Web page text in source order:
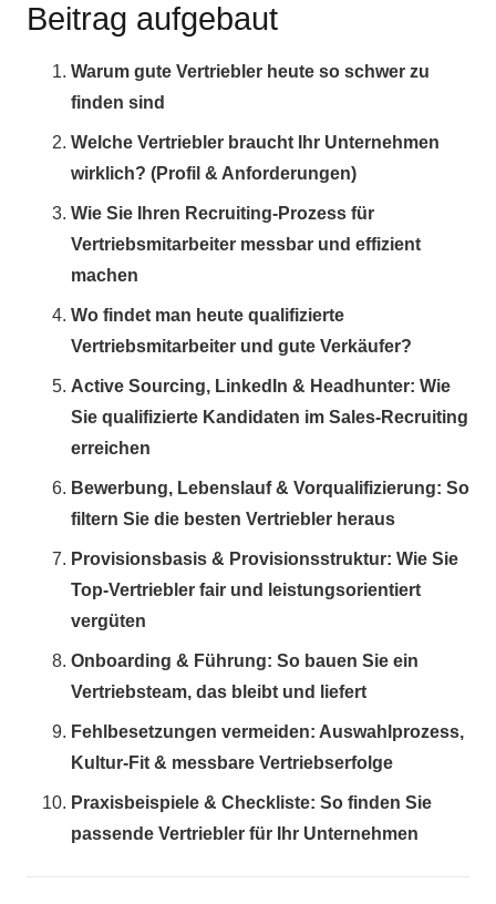
Beitrag aufgebaut
Warum gute Vertriebler heute so schwer zu
finden sind
Welche Vertriebler braucht Ihr Unternehmen
wirklich? (Profil & Anforderungen)
Wie Sie Ihren Recruiting-Prozess für
Vertriebsmitarbeiter messbar und effizient
machen
Wo findet man heute qualifizierte
Vertriebsmitarbeiter und gute Verkäufer?
Active Sourcing, LinkedIn & Headhunter: Wie
Sie qualifizierte Kandidaten im Sales-Recruiting
erreichen
Bewerbung, Lebenslauf & Vorqualifizierung: So
filtern Sie die besten Vertriebler heraus
Provisionsbasis & Provisionsstruktur: Wie Sie
Top-Vertriebler fair und leistungsorientiert
vergüten
Onboarding & Führung: So bauen Sie ein
Vertriebsteam, das bleibt und liefert
Fehlbesetzungen vermeiden: Auswahlprozess,
Kultur-Fit & messbare Vertriebserfolge
Praxisbeispiele & Checkliste: So finden Sie
passende Vertriebler für Ihr Unternehmen